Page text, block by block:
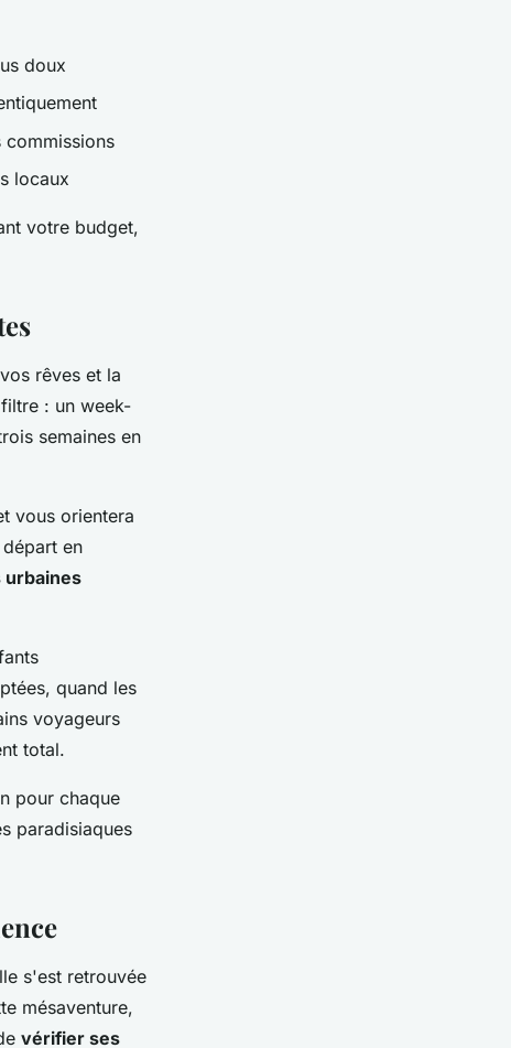
doux
commissions
locaux
votre budget,
rêves et la
: un week-
semaines en
vous orientera
en
urbaines
quand les
voyageurs
total.
pour chaque
paradisiaques
s'est retrouvée
mésaventure,
vérifier ses